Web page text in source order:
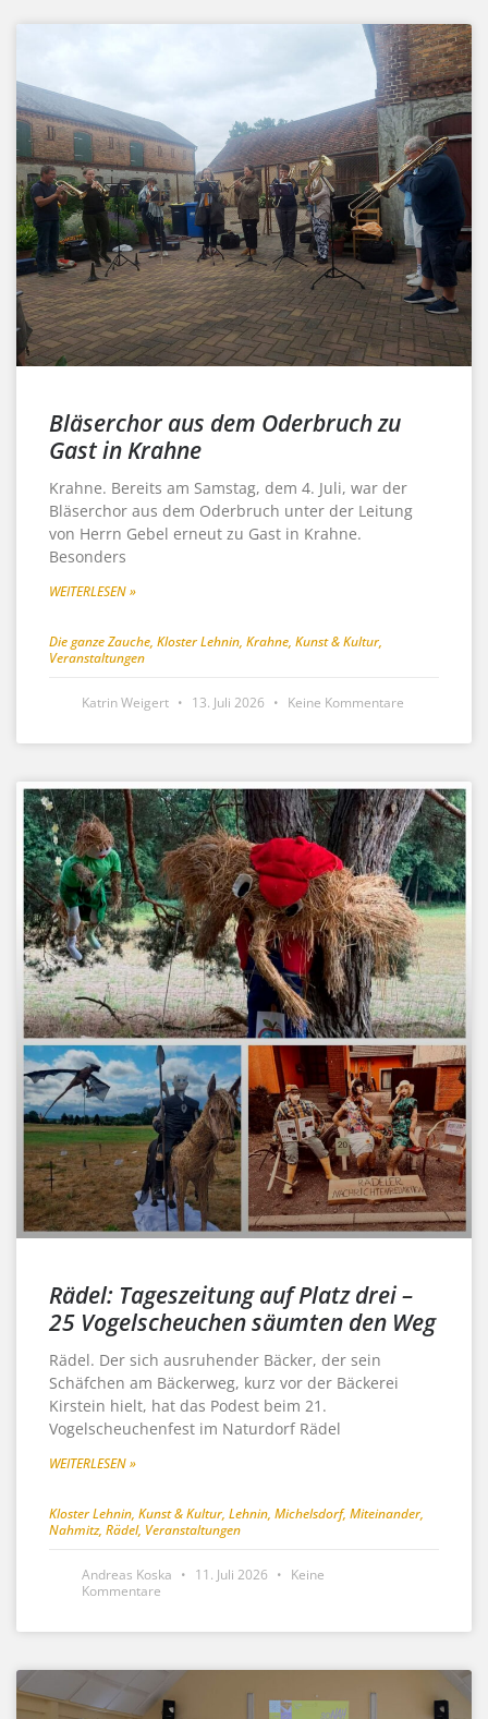
Bläserchor aus dem Oderbruch zu
Gast in Krahne
Krahne. Bereits am Samstag, dem 4. Juli, war der
Bläserchor aus dem Oderbruch unter der Leitung
von Herrn Gebel erneut zu Gast in Krahne.
Besonders
WEITERLESEN »
Die ganze Zauche, Kloster Lehnin, Krahne, Kunst & Kultur,
Veranstaltungen
Katrin Weigert 13. Juli 2026 Keine Kommentare
Rädel: Tageszeitung auf Platz drei –
25 Vogelscheuchen säumten den Weg
Rädel. Der sich ausruhender Bäcker, der sein
Schäfchen am Bäckerweg, kurz vor der Bäckerei
Kirstein hielt, hat das Podest beim 21.
Vogelscheuchenfest im Naturdorf Rädel
WEITERLESEN »
Kloster Lehnin, Kunst & Kultur, Lehnin, Michelsdorf, Miteinander,
Nahmitz, Rädel, Veranstaltungen
Andreas Koska 11. Juli 2026
Keine
Kommentare